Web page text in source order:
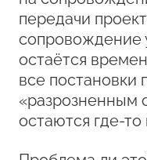
передачи
сопровождение
остаётся
все постановки
«разрозненным
остаются где-